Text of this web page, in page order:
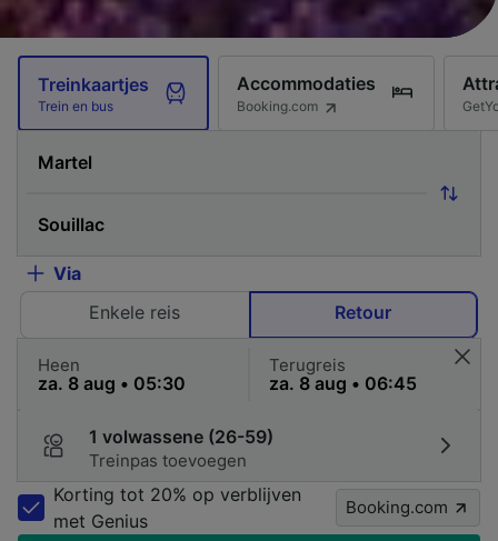
Treinkaartjes
Trein en bus
Accommodaties
Booking.com
Via
Enkele reis
Retour
Heen Terugreis
1 volwassene (26-59)
Treinpas toevoegen
Korting tot 20% op verblijven
met Genius
Booking.com